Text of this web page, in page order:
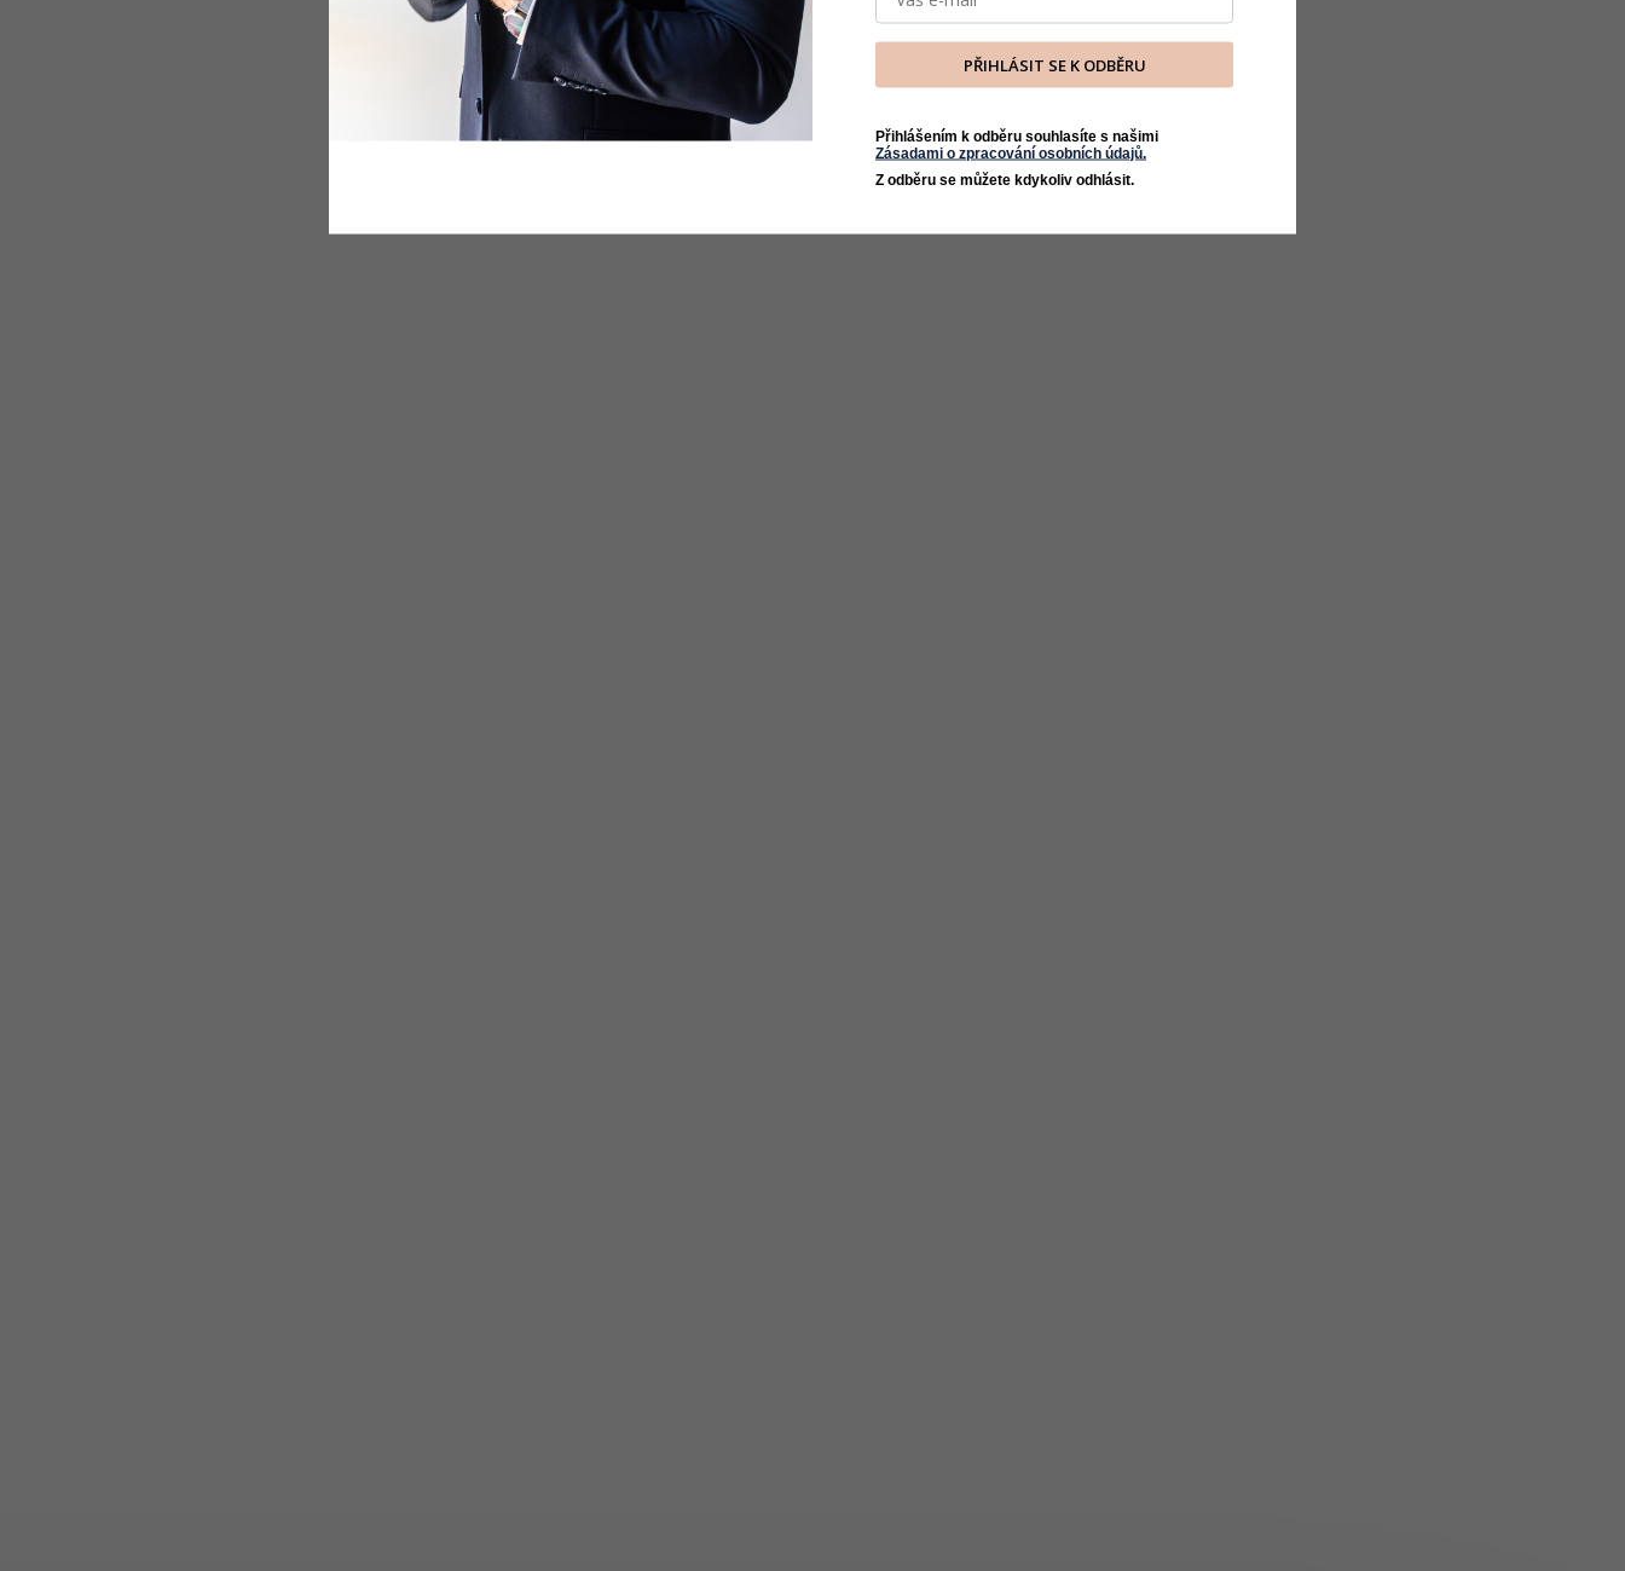
PŘIHLÁSIT SE K ODBĚRU
Přihlášením k odběru souhlasíte s našimi
Zásadami o zpracování osobních údajů.
Z odběru se můžete kdykoliv odhlásit.